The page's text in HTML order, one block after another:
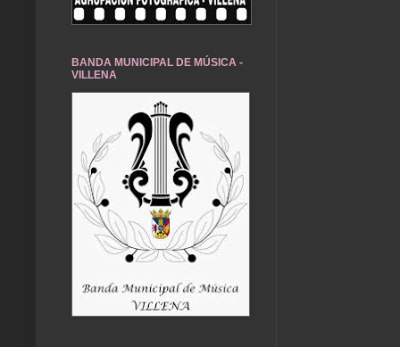
BANDA MUNICIPAL DE MÚSICA -
VILLENA